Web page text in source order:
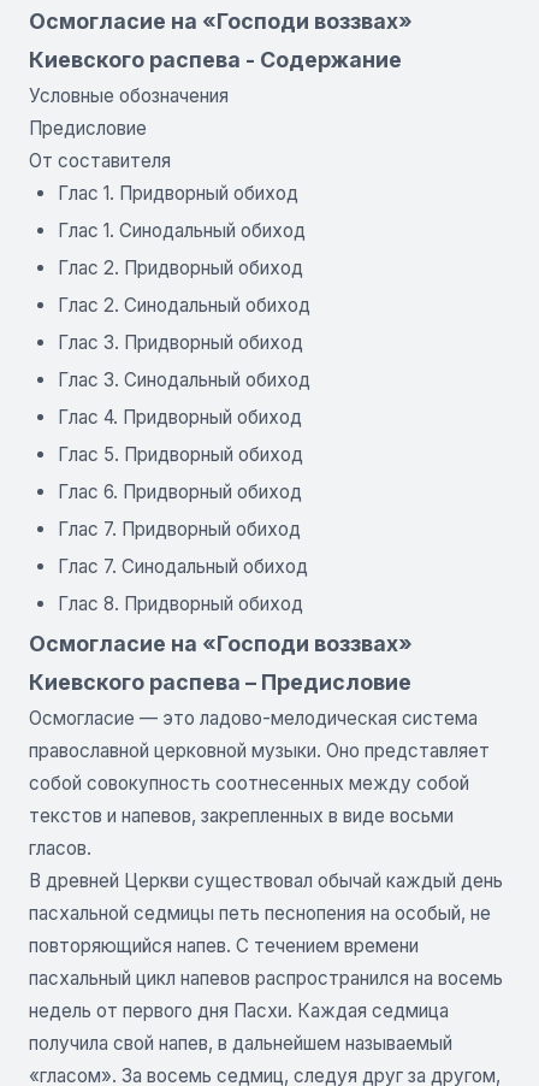
Осмогласие на «Господи воззвах»
Киевского распева - Содержание
Условные обозначения
Предисловие
От составителя
Глас 1. Придворный обиход
Глас 1. Синодальный обиход
Глас 2. Придворный обиход
Глас 2. Синодальный обиход
Глас 3. Придворный обиход
Глас 3. Синодальный обиход
Глас 4. Придворный обиход
Глас 5. Придворный обиход
Глас 6. Придворный обиход
Глас 7. Придворный обиход
Глас 7. Синодальный обиход
Глас 8. Придворный обиход
Осмогласие на «Господи воззвах»
Киевского распева – Предисловие
Осмогласие — это ладово-мелодическая система
православной церковной музыки. Оно представляет
собой совокупность соотнесенных между собой
текстов и напевов, закрепленных в виде восьми
гласов.
В древней Церкви существовал обычай каждый день
пасхальной седмицы петь песнопения на особый, не
повторяющийся напев. С течением времени
пасхальный цикл напевов распространился на восемь
недель от первого дня Пасхи. Каждая седмица
получила свой напев, в дальнейшем называемый
«гласом». За восемь седмиц, следуя друг за другом,